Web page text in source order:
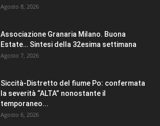
Agosto 8, 2026
Associazione Granaria Milano. Buona
Estate… Sintesi della 32esima settimana
Agosto 7, 2026
Siccità-Distretto del fiume Po: confermata
la severità “ALTA” nonostante il
temporaneo...
Agosto 6, 2026